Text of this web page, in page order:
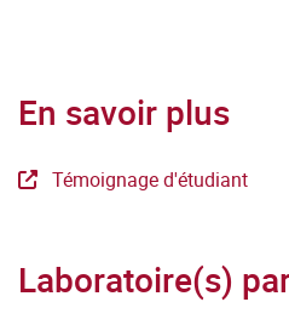
En savoir plus
Témoignage d'étudiant
Laboratoire(s)